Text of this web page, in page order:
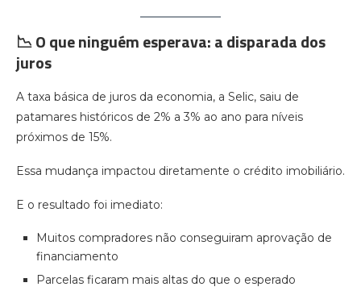
📉 O que ninguém esperava: a disparada dos
juros
A taxa básica de juros da economia, a Selic, saiu de
patamares históricos de 2% a 3% ao ano para níveis
próximos de 15%.
Essa mudança impactou diretamente o crédito imobiliário.
E o resultado foi imediato:
Muitos compradores não conseguiram aprovação de
financiamento
Parcelas ficaram mais altas do que o esperado